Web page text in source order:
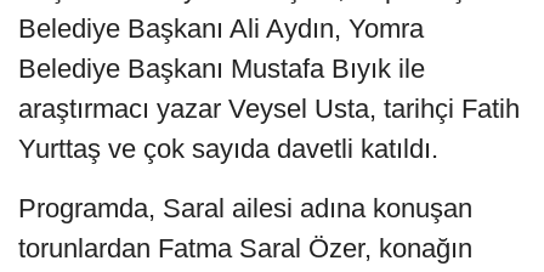
Belediye Başkanı Ali Aydın, Yomra
Belediye Başkanı Mustafa Bıyık ile
araştırmacı yazar Veysel Usta, tarihçi Fatih
Yurttaş ve çok sayıda davetli katıldı.
Programda, Saral ailesi adına konuşan
torunlardan Fatma Saral Özer, konağın